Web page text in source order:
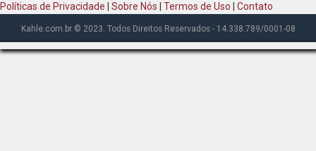
Políticas de Privacidade Sobre Nós Termos de Uso Contato
Kahle.com.br © 2023. Todos Direitos Reservados - 14.338.789/0001-08